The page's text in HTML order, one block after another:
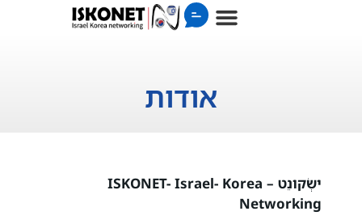
אודות
ישְׂקונֵט – ISKONET- Israel- Korea
Networking